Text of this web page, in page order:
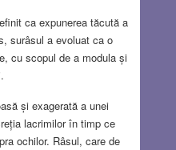
ca expunerea tăcută a
surâsul a evoluat ca o
cu scopul de a modula și
și exagerată a unei
lacrimilor în timp ce
ochilor. Râsul, care de